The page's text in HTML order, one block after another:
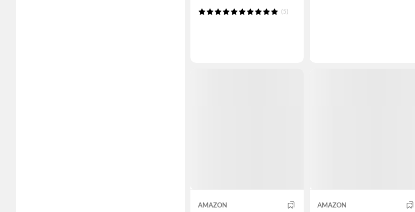
(5)
AMAZON AMAZON